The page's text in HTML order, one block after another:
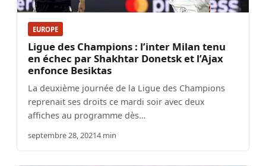
EUROPE
Ligue des Champions : l’inter Milan tenu
en échec par Shakhtar Donetsk et l’Ajax
enfonce Besiktas
La deuxième journée de la Ligue des Champions
reprenait ses droits ce mardi soir avec deux
affiches au programme dès…
septembre 28, 20214 min